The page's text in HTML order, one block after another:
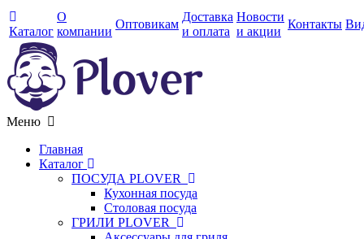
Каталог
О
компании
Оптовикам
Доставка
и оплата
Новости
и акции
Контакты
Меню
Главная
Каталог
ПОСУДА PLOVER
Кухонная посуда
Столовая посуда
ГРИЛИ PLOVER